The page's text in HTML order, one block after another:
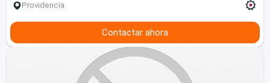
Providencia
Contactar ahora